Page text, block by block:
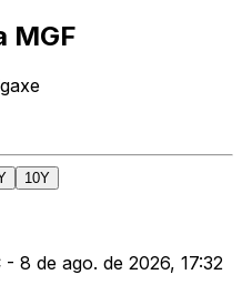
MGF
10Y
8 de ago. de 2026, 17:32